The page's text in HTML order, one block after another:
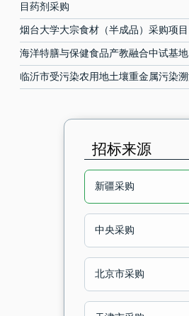
目药剂采购
烟台大学大宗食材（半成品）采购项目
海洋特膳与保健食品产教融合中试基地
临沂市受污染农用地土壤重金属污染
招标来源
新疆采购
中央采购
北京市采购